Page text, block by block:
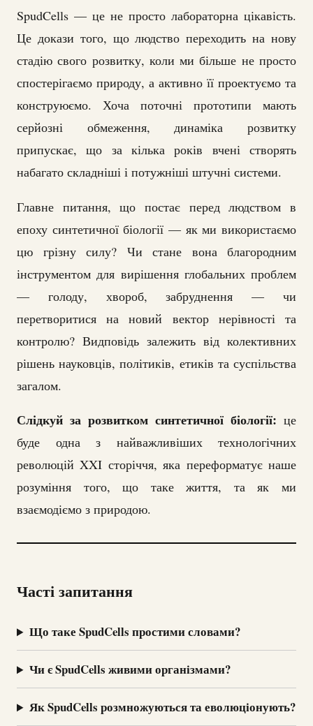
SpudCells — це не просто лабораторна цікавість.
Це докази того, що людство переходить на нову
стадію свого розвитку, коли ми більше не просто
спостерігаємо природу, а активно її проектуємо та
конструюємо. Хоча поточні прототипи мають
серйозні обмеження, динаміка розвитку
припускає, що за кілька років вчені створять
набагато складніші і потужніші штучні системи.
Главне питання, що постає перед людством в
епоху синтетичної біології — як ми використаємо
цю грізну силу? Чи стане вона благородним
інструментом для вирішення глобальних проблем
— голоду, хвороб, забруднення — чи
перетворитися на новий вектор нерівності та
контролю? Видповідь залежить від колективних
рішень науковців, політиків, етиків та суспільства
загалом.
Слідкуй за розвитком синтетичної біології: це
буде одна з найважливіших технологічних
революцій XXI сторіччя, яка переформатує наше
розуміння того, що таке життя, та як ми
взаємодіємо з природою.
Часті запитання
Що таке SpudCells простими словами?
Чи є SpudCells живими організмами?
Як SpudCells розмножуються та еволюціонують?